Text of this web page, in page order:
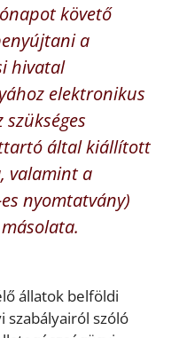
követő
a
hivatal
elektronikus
által kiállított
valamint a
nyomtatvány)
állatok belföldi
szabályairól szóló